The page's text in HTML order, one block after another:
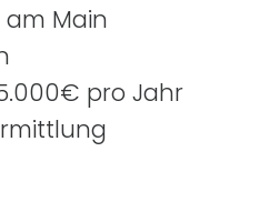
Main
pro Jahr